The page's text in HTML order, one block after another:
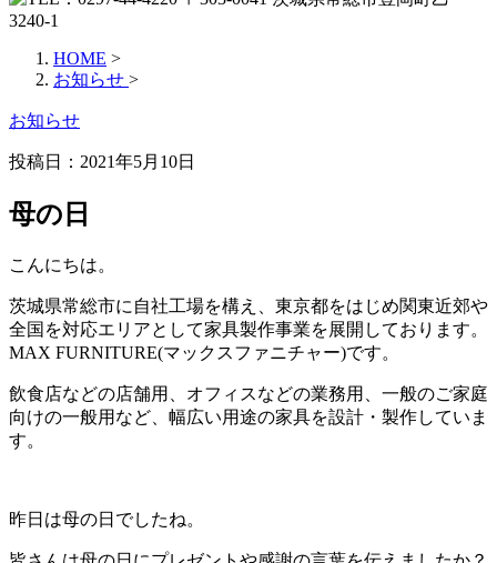
HOME >
お知らせ >
お知らせ
投稿日： 2021年5月10日
母の日
こんにちは。
茨城県常総市に自社工場を構え、東京都をはじめ関東近郊や
全国を対応エリアとして家具製作事業を展開しております。
MAX FURNITURE(マックスファニチャー)です。
飲食店などの店舗用、オフィスなどの業務用、一般のご家庭
向けの一般用など、幅広い用途の家具を設計・製作していま
す。
昨日は母の日でしたね。